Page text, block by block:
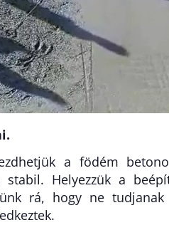
a födém
Helyezzük a
rá, hogy ne tudjanak